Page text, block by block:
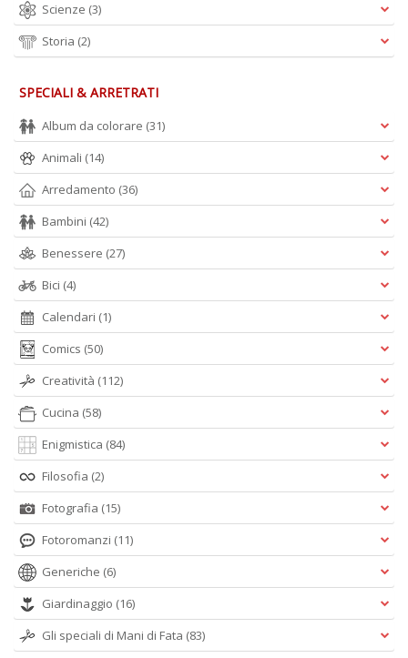
Scienze (3)
Storia (2)
SPECIALI & ARRETRATI
Album da colorare (31)
Animali (14)
Arredamento (36)
Bambini (42)
Benessere (27)
Bici (4)
Calendari (1)
Comics (50)
Creatività (112)
Cucina (58)
Enigmistica (84)
Filosofia (2)
Fotografia (15)
Fotoromanzi (11)
Generiche (6)
Giardinaggio (16)
Gli speciali di Mani di Fata (83)